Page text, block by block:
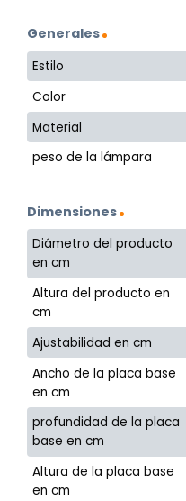
Generales
Estilo
Color
Material
peso de la lámpara
Dimensiones
Diámetro del producto
en cm
Altura del producto en
cm
Ajustabilidad en cm
Ancho de la placa base
en cm
profundidad de la placa
base en cm
Altura de la placa base
en cm